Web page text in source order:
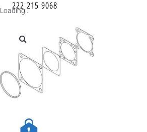
222 215 9068
Loading...